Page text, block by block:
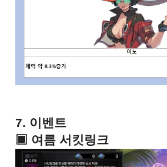
7. 이벤트
▣ 여름 서킷링크